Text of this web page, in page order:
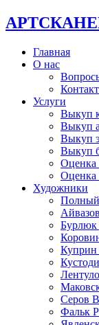
Главная
О нас
Услуги
Выкуп
Выкуп
Выкуп
Выкуп
Оценка
Оценка
Художники
Бурлюк
Куприн
Серов
Фальк